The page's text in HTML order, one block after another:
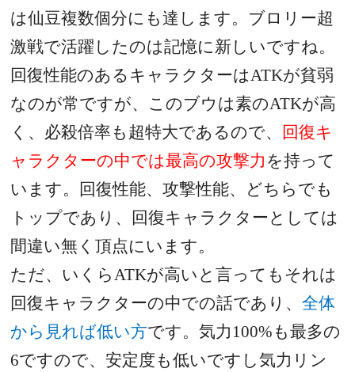
は仙豆複数個分にも達します。ブロリー超
激戦で活躍したのは記憶に新しいですね。
回復性能のあるキャラクターはATKが貧弱
なのが常ですが、このブウは素のATKが高
く、必殺倍率も超特大であるので、
回復キ
ャラクターの中では最高の攻撃力 を持って
います。回復性能、攻撃性能、どちらでも
トップであり、回復キャラクターとしては
間違い無く頂点にいます。
ただ、いくらATKが高いと言ってもそれは
回復キャラクターの中での話であり、全体
から見れば低い方です。気力 100% も最多の
6ですので、安定度も低いですし気力リン